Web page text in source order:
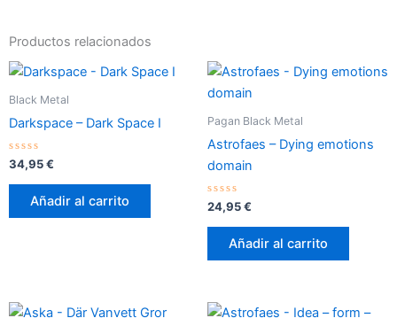
Productos relacionados
Black Metal
Darkspace – Dark Space I
Valorado
con
0
34,95€
Añadir al carrito
Pagan Black Metal
Astrofaes – Dying emotions
domain
Valorado
con
0
24,95€
Añadir al carrito